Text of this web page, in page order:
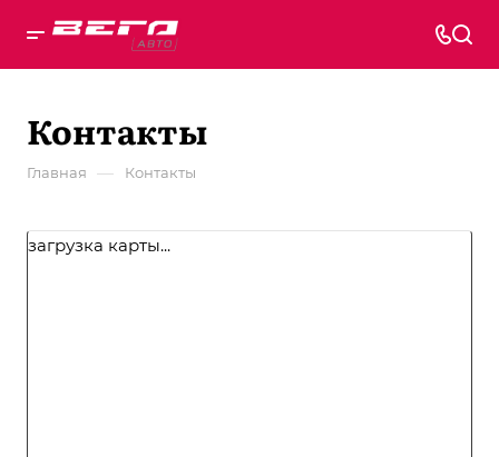
Контакты
Главная — Контакты
загрузка карты...